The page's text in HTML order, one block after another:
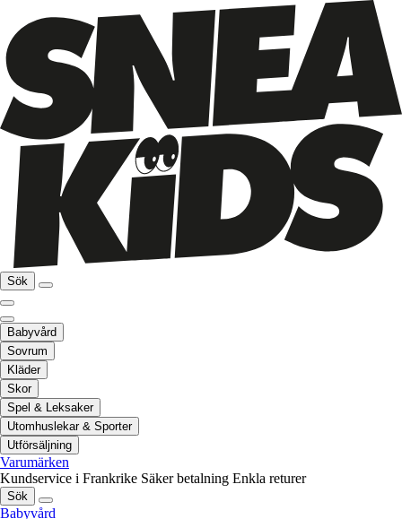
Sök
Babyvård
Sovrum
Kläder
Skor
Spel & Leksaker
Utomhuslekar & Sporter
Utförsäljning
Varumärken
Kundservice i Frankrike Säker betalning Enkla returer
Sök
Babyvård